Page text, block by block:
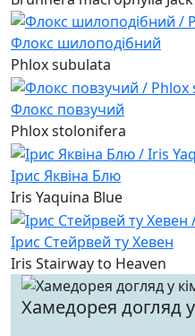
Флокс шилоподібний
Phlox subulata
Флокс повзучий
Phlox stolonifera
Ірис Яквіна Блю
Iris Yaquina Blue
Ірис Стейрвей ту Хевен
Iris Stairway to Heaven
Хамедорея догляд